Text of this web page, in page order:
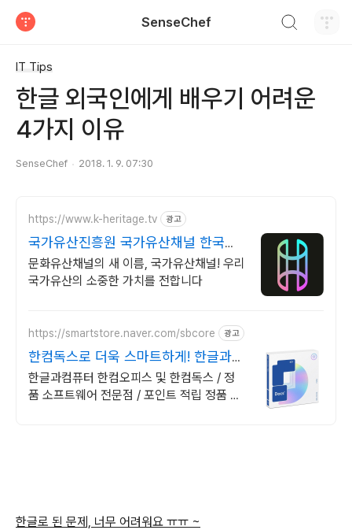
SenseChef
IT Tips
한글 외국인에게 배우기 어려운
4가지 이유
SenseChef 2018. 1. 9. 07:30
https://www.k-heritage.tv 광고
국가유산진흥원 국가유산채널 한국의
세계유산 영상
문화유산채널의 새 이름, 국가유산채널! 우리
국가유산의 소중한 가치를 전합니다
https://smartstore.naver.com/sbcore 광고
한컴독스로 더욱 스마트하게! 한글과컴
퓨터 정품 인증점
한글과컴퓨터 한컴오피스 및 한컴독스 / 정
품 소프트웨어 전문점 / 포인트 적립 정품 소
한글로 된 문제, 너무 어려워요 ㅠㅠ ~